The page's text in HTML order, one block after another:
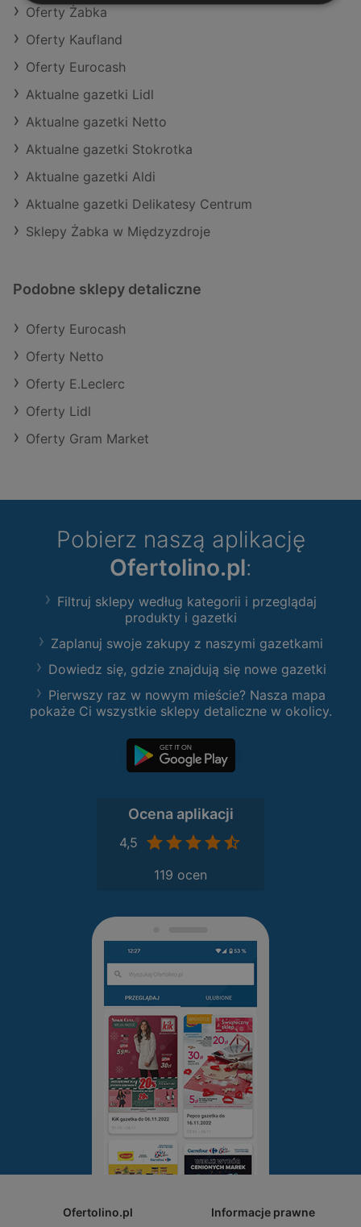
Oferty Żabka
Oferty Kaufland
Oferty Eurocash
Aktualne gazetki Lidl
Aktualne gazetki Netto
Aktualne gazetki Stokrotka
Aktualne gazetki Aldi
Aktualne gazetki Delikatesy Centrum
Sklepy Żabka w Międzyzdroje
Podobne sklepy detaliczne
Oferty Eurocash
Oferty Netto
Oferty E.Leclerc
Oferty Lidl
Oferty Gram Market
Pobierz naszą aplikację
Ofertolino.pl:
Filtruj sklepy według kategorii i przeglądaj
produkty i gazetki
Zaplanuj swoje zakupy z naszymi gazetkami
Dowiedz się, gdzie znajdują się nowe gazetki
Pierwszy raz w nowym mieście? Nasza mapa
pokaże Ci wszystkie sklepy detaliczne w okolicy.
Ocena aplikacji
4,5
119 ocen
Ofertolino.pl Informacje prawne